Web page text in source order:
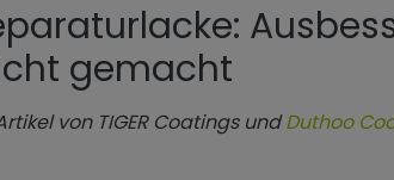
gemacht
von TIGER Coatings undDuthoo